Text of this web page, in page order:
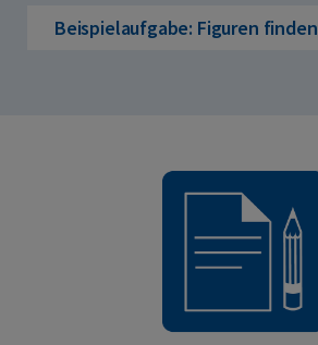
Beispielaufgabe: Figuren finden